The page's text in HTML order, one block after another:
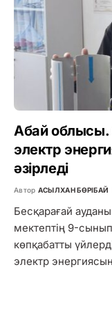
Абай
электр
әзірледі
Автор АСЫЛХАН БӨРІБАЙ
Бесқарағай
мектептің 9-
көпқабатты
электр